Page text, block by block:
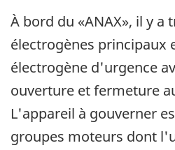
À bord du «ANAX», il y a
électrogènes principaux
électrogène d'urgence
ouverture et fermeture
L'appareil à gouverner
groupes moteurs dont